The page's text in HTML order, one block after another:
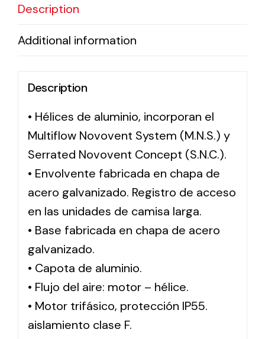
Description
Additional information
Description
• Hélices de aluminio, incorporan el
Multiflow Novovent System (M.N.S.) y
Serrated Novovent Concept (S.N.C.).
• Envolvente fabricada en chapa de
acero galvanizado. Registro de acceso
en las unidades de camisa larga.
• Base fabricada en chapa de acero
galvanizado.
• Capota de aluminio.
• Flujo del aire: motor – hélice.
• Motor trifásico, protección IP55.
aislamiento clase F.